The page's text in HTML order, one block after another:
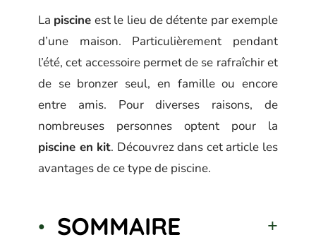
La piscine est le lieu de détente par exemple
d’une maison. Particulièrement pendant
l’été, cet accessoire permet de se rafraîchir et
de se bronzer seul, en famille ou encore
entre amis. Pour diverses raisons, de
nombreuses personnes optent pour la
piscine en kit. Découvrez dans cet article les
avantages de ce type de piscine.
SOMMAIRE